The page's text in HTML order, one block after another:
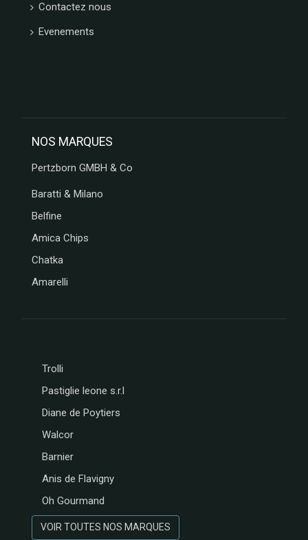
Contactez nous
Evenements
NOS MARQUES
Pertzborn GMBH & Co
Baratti & Milano
Belfine
Amica Chips
Chatka
Amarelli
Trolli
Pastiglie leone s.r.l
Diane de Poytiers
Walcor
Barnier
Anis de Flavigny
Oh Gourmand
VOIR TOUTES NOS MARQUES